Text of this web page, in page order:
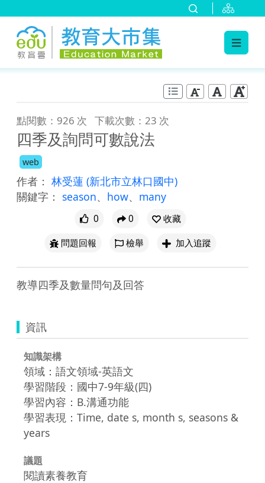
點閱數：926 次 下載次數：23 次
四季及詢問可數說法
web
作者： 林受蓮 (新北市立林口國中)
關鍵字： season、 how、 many
0 0
收藏
問題回報
檢舉 加入追蹤
教導四季及數量問句及回答
資訊
知識架構
領域：語文領域-英語文
學習階段：國中7-9年級(四)
學習內容：B.溝通功能
學習表現：Time, date s, month s, seasons &
years
議題
閱讀素養教育